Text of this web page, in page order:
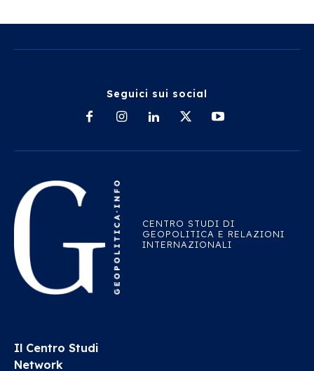
Seguici sui social
CENTRO STUDI DI
GEOPOLITICA E RELAZIONI
INTERNAZIONALI
Il Centro Studi
Network